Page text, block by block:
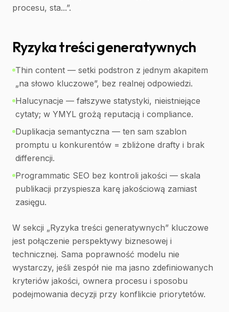
procesu, sta...”.
Ryzyka treści generatywnych
Thin content — setki podstron z jednym akapitem
„na słowo kluczowe”, bez realnej odpowiedzi.
Halucynacje — fałszywe statystyki, nieistniejące
cytaty; w YMYL grożą reputacją i compliance.
Duplikacja semantyczna — ten sam szablon
promptu u konkurentów = zbliżone drafty i brak
differencji.
Programmatic SEO bez kontroli jakości — skala
publikacji przyspiesza karę jakościową zamiast
zasięgu.
W sekcji „Ryzyka treści generatywnych” kluczowe
jest połączenie perspektywy biznesowej i
technicznej. Sama poprawność modelu nie
wystarczy, jeśli zespół nie ma jasno zdefiniowanych
kryteriów jakości, ownera procesu i sposobu
podejmowania decyzji przy konflikcie priorytetów.